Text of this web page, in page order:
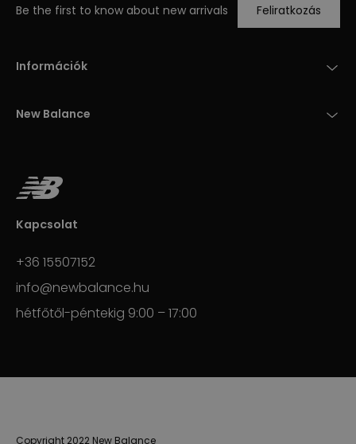
Be the first to know about new arrivals Feliratkozás
Információk
New Balance
Kapcsolat
+36 15507152
info@newbalance.hu
hétfőtől-péntekig 9:00 – 17:00
Copyright 2022 New Balance